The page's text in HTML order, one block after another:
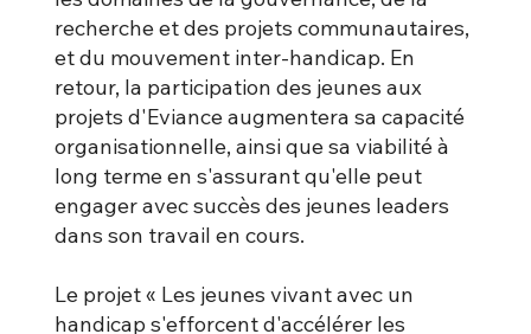
recherche et des projets communautaires,
et du mouvement inter-handicap. En
retour, la participation des jeunes aux
projets d'Eviance augmentera sa capacité
organisationnelle, ainsi que sa viabilité à
long terme en s'assurant qu'elle peut
engager avec succès des jeunes leaders
dans son travail en cours.
Le projet « Les jeunes vivant avec un
handicap s'efforcent d'accélérer les